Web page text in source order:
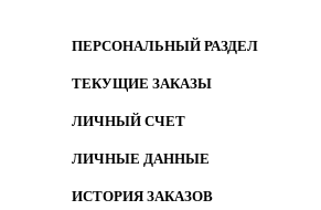
ПЕРСОНАЛЬНЫЙ РАЗДЕЛ
ТЕКУЩИЕ ЗАКАЗЫ
ЛИЧНЫЙ СЧЕТ
ЛИЧНЫЕ ДАННЫЕ
ИСТОРИЯ ЗАКАЗОВ